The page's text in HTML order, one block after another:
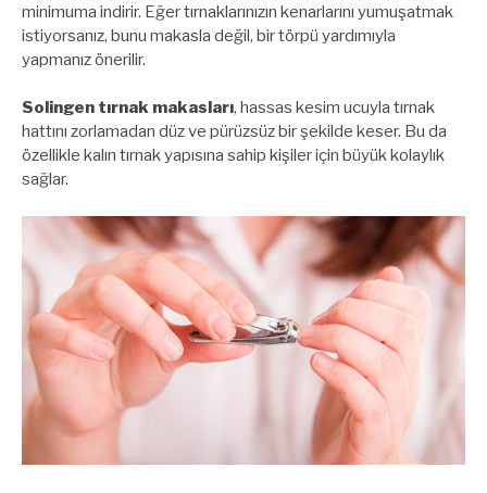
minimuma indirir. Eğer tırnaklarınızın kenarlarını yumuşatmak
istiyorsanız, bunu makasla değil, bir törpü yardımıyla
yapmanız önerilir.
Solingen tırnak makasları, hassas kesim ucuyla tırnak
hattını zorlamadan düz ve pürüzsüz bir şekilde keser. Bu da
özellikle kalın tırnak yapısına sahip kişiler için büyük kolaylık
sağlar.